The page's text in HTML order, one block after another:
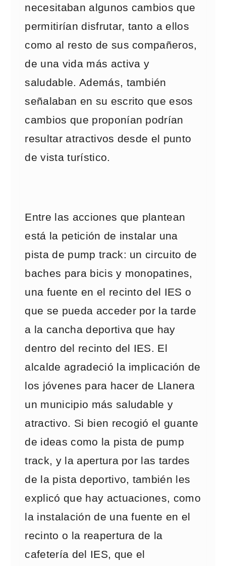
necesitaban algunos cambios que
permitirían disfrutar, tanto a ellos
como al resto de sus compañeros,
de una vida más activa y
saludable. Además, también
señalaban en su escrito que esos
cambios que proponían podrían
resultar atractivos desde el punto
de vista turístico.
Entre las acciones que plantean
está la petición de instalar una
pista de pump track: un circuito de
baches para bicis y monopatines,
una fuente en el recinto del IES o
que se pueda acceder por la tarde
a la cancha deportiva que hay
dentro del recinto del IES. El
alcalde agradeció la implicación de
los jóvenes para hacer de Llanera
un municipio más saludable y
atractivo. Si bien recogió el guante
de ideas como la pista de pump
track, y la apertura por las tardes
de la pista deportivo, también les
explicó que hay actuaciones, como
la instalación de una fuente en el
recinto o la reapertura de la
cafetería del IES, que el